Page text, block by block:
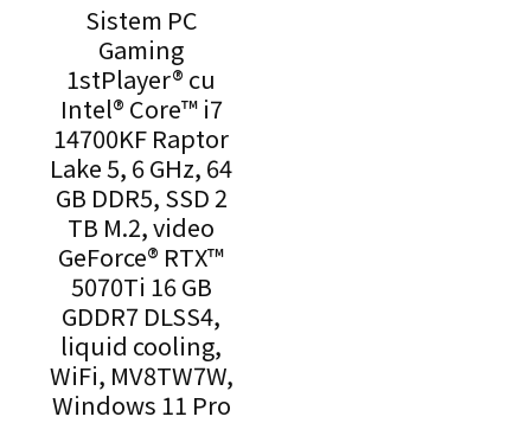
Sistem PC
Gaming
1stPlayer® cu
Intel® Core™ i7
14700KF Raptor
Lake 5, 6 GHz, 64
GB DDR5, SSD 2
TB M.2, video
GeForce® RTX™
5070Ti 16 GB
GDDR7 DLSS4,
liquid cooling,
WiFi, MV8TW7W,
Windows 11 Pro